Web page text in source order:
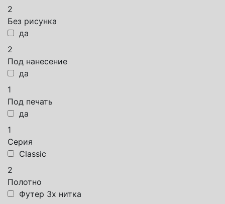
2
Без рисунка
да
2
Под нанесение
да
1
Под печать
да
1
Серия
Classic
2
Полотно
Футер 3х нитка